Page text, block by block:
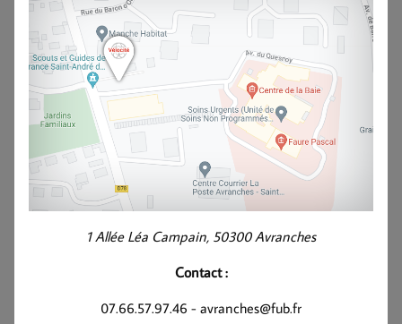
1 Allée Léa Campain, 50300 Avranches
Contact :
07.66.57.97.46 - avranches@fub.fr